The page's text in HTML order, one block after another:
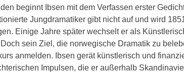
beginnt Ibsen mit dem Verfassen erster
Jungdramatiker gibt nicht auf und wird
Einige Jahre später wechselt er als
sein Ziel, die norwegische Dramatik zu
anmelden. Ibsen gerät künstlerisch und
Impulsen, die er außerhalb